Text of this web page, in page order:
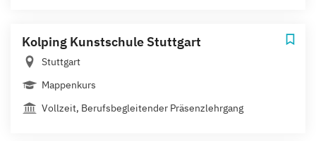
Kolping Kunstschule Stuttgart
Stuttgart
Mappenkurs
Vollzeit, Berufsbegleitender Präsenzlehrgang